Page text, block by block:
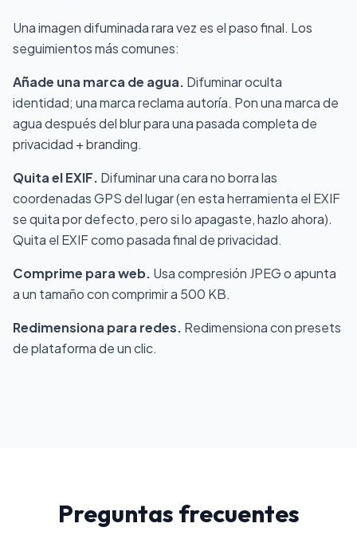
Una imagen difuminada rara vez es el paso final. Los
seguimientos más comunes:
Añade una marca de agua. Difuminar oculta
identidad; una marca reclama autoría. Pon una marca de
aguadespués del blur para una pasada completa de
privacidad + branding.
Quita el EXIF. Difuminar una cara no borra las
coordenadas GPS del lugar (en esta herramienta el EXIF
se quita por defecto, pero si lo apagaste, hazlo ahora).
Quita el EXIFcomo pasada final de privacidad.
Comprime para web. Usacompresión JPEGo apunta
a un tamaño concomprimir a 500 KB.
Redimensiona para redes. Redimensionacon presets
de plataforma de un clic.
Preguntas frecuentes